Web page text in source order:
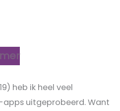
heb ik heel veel
uitgeprobeerd. Want